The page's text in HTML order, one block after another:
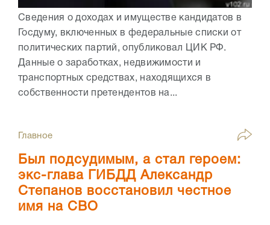
Сведения о доходах и имуществе кандидатов в
Госдуму, включенных в федеральные списки от
политических партий, опубликовал ЦИК РФ.
Данные о заработках, недвижимости и
транспортных средствах, находящихся в
собственности претендентов на...
Главное
Был подсудимым, а стал героем:
экс-глава ГИБДД Александр
Степанов восстановил честное
имя на СВО